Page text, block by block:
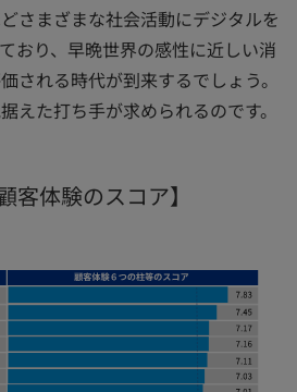
さまざまな社会活動にデジタルを
おり、早晩世界の感性に近しい消
される時代が到来するでしょう。
えた打ち手が求められるのです。
客体験のスコア】